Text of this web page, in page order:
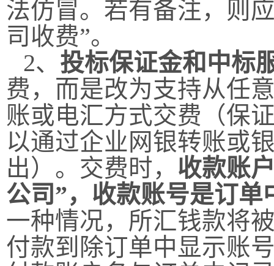
法仿冒。若有备注，则
司收费”。
2、 投标保证金和中标
费，而是改为支持从任
账或电汇方式交费（保
以通过企业网银转账或
出）。交费时， 收款账
公司”，收款账号是订单
一种情况，所汇钱款将
付款到除订单中显示账